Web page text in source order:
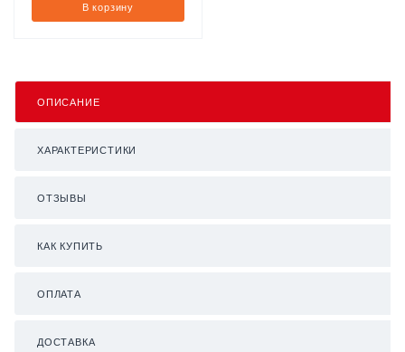
В корзину
ОПИСАНИЕ
ХАРАКТЕРИСТИКИ
ОТЗЫВЫ
КАК КУПИТЬ
ОПЛАТА
ДОСТАВКА